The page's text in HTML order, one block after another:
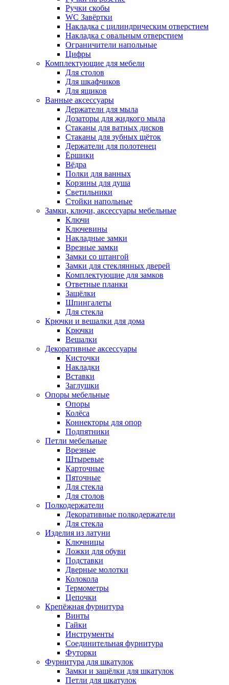
Ручки скобы
WC Завёртки
Накладка с цилиндрическим отверстием
Накладка с овальным отверстием
Ограничители напольные
Цифры
Комплектующие для мебели
Для столов
Для шкафчиков
Для ящиков
Ванные аксессуары
Держатели для мыла
Дозаторы для жидкого мыла
Стаканы для ватных дисков
Стаканы для зубных щёток
Держатели для полотенец
Ёршики
Вёдра
Полки для ванных
Корзины для душа
Светильники
Стойки напольные
Замки, ключи, аксессуары мебельные
Ключи
Ключевины
Накладные замки
Врезные замки
Замки со штангой
Замки для стеклянных дверей
Комплектующие для замков
Ответные планки
Защёлки
Шпингалеты
Для стекла
Крючки и вешалки для дома
Крючки
Вешалки
Декоративные аксессуары
Кисточки
Накладки
Вставки
Заглушки
Опоры мебельные
Опоры
Колёса
Коннекторы для опор
Подпятники
Петли мебельные
Врезные
Штыревые
Карточные
Пяточные
Для стекла
Для столов
Полкодержатели
Декоративные полкодержатели
Для стекла
Изделия из латуни
Ключницы
Ложки для обуви
Подставки
Дверные молотки
Колокола
Термометры
Цепочки
Крепёжная фурнитура
Винты
Гайки
Инструменты
Соединительная фурнитура
Футорки
Фурнитура для шкатулок
Замки и защёлки для шкатулок
Петли для шкатулок